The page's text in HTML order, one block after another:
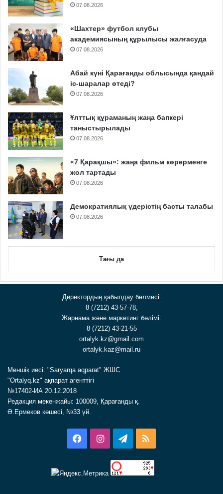
07.08.2026
«Шахтер» футбол клубы
академиясының құрылысы жалғасуда
07.08.2026
Абай күні Қарағанды облысында қандай
іс-шаралар өтеді?
07.08.2026
Ұлттық құраманың жаңа бапкері
таныстырылады
07.08.2026
«7 Қарақшы»: жаңа фильм көрерменге
жол тартады
07.08.2026
Демократиялық үдерістің басты талабы
07.08.2026
Тағы да
Директордың қабылдау бөлмесі:
8 (7212) 43-57-78,
Жарнама және маркетинг бөлімі:
8 (7212) 43-21-55
ortalyk.kz@gmail.com
ortalyk.kaz@mail.ru
Меншік иесі: "Saryarqa aqparat" ЖШС
"Ortalyq.kz" ақпарат агенттігі
№17402-ИА 20.12.2018
Редакция мекенжайы: 100009, Қарағанды қ.
Ә.Ермеков көшесі, №33 үй.
FacebookInstagramTelegram